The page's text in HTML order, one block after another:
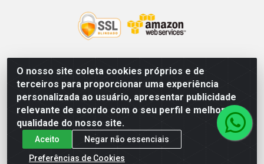
O nosso site coleta cookies próprios e de
terceiros para proporcionar uma experiência
personalizada ao usuário, apresentar publicidade
relevante de acordo com o seu perfil e melhorar a
qualidade do nosso site.
Aceito
Negar não essenciais
Preferências de Cookies
Lutan Distribuidora - Rua Dr. Gerino Souza Filho, 1525 -
Itinga - Lauro de Freitas / BA - CEP 42700-000 - CNPJ
05.156.713/0001-62